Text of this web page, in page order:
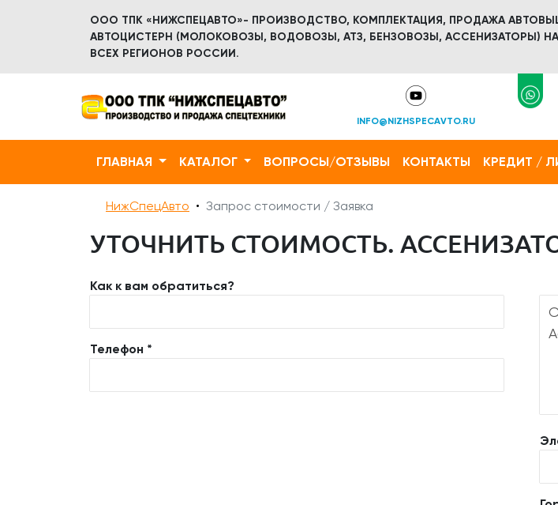
ООО ТПК «НИЖСПЕЦАВТО»- ПРОИЗВОДСТВО, КОМПЛЕКТАЦИЯ, ПРОДАЖА
АВТОЦИСТЕРН (МОЛОКОВОЗЫ, ВОДОВОЗЫ, АТЗ, БЕНЗОВОЗЫ, АССЕНИЗАТОРЫ)
ВСЕХ РЕГИОНОВ РОССИИ.
INFO@NIZHSPECAVTO.RU
ГЛАВНАЯ КАТАЛОГ ВОПРОСЫ/ОТЗЫВЫ КОНТАКТЫ КРЕДИТ /
НижСпецАвто Запрос стоимости / Заявка
УТОЧНИТЬ СТОИМОСТЬ.
Как к вам обратиться?
Телефон *